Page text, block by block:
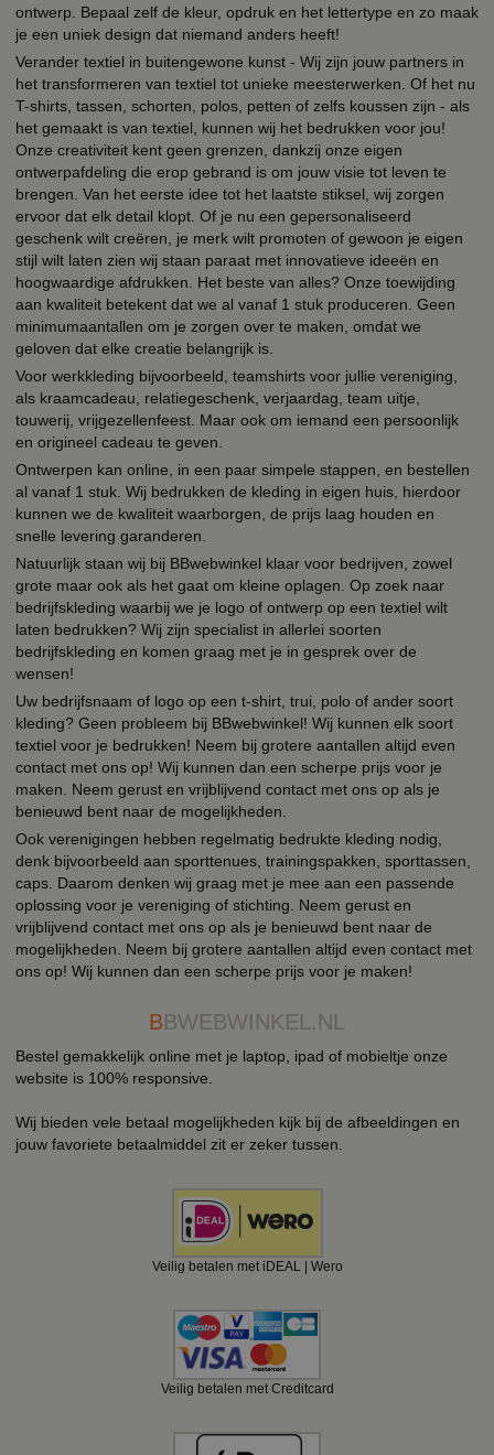
ontwerp. Bepaal zelf de kleur, opdruk en het lettertype en zo maak
je een uniek design dat niemand anders heeft!
Verander textiel in buitengewone kunst - Wij zijn jouw partners in
het transformeren van textiel tot unieke meesterwerken. Of het nu
T-shirts, tassen, schorten, polos, petten of zelfs koussen zijn - als
het gemaakt is van textiel, kunnen wij het bedrukken voor jou!
Onze creativiteit kent geen grenzen, dankzij onze eigen
ontwerpafdeling die erop gebrand is om jouw visie tot leven te
brengen. Van het eerste idee tot het laatste stiksel, wij zorgen
ervoor dat elk detail klopt. Of je nu een gepersonaliseerd
geschenk wilt creëren, je merk wilt promoten of gewoon je eigen
stijl wilt laten zien wij staan paraat met innovatieve ideeën en
hoogwaardige afdrukken. Het beste van alles? Onze toewijding
aan kwaliteit betekent dat we al vanaf 1 stuk produceren. Geen
minimumaantallen om je zorgen over te maken, omdat we
geloven dat elke creatie belangrijk is.
Voor werkkleding bijvoorbeeld, teamshirts voor jullie vereniging,
als kraamcadeau, relatiegeschenk, verjaardag, team uitje,
touwerij, vrijgezellenfeest. Maar ook om iemand een persoonlijk
en origineel cadeau te geven.
Ontwerpen kan online, in een paar simpele stappen, en bestellen
al vanaf 1 stuk. Wij bedrukken de kleding in eigen huis, hierdoor
kunnen we de kwaliteit waarborgen, de prijs laag houden en
snelle levering garanderen.
Natuurlijk staan wij bij BBwebwinkel klaar voor bedrijven, zowel
grote maar ook als het gaat om kleine oplagen. Op zoek naar
bedrijfskleding waarbij we je logo of ontwerp op een textiel wilt
laten bedrukken? Wij zijn specialist in allerlei soorten
bedrijfskleding en komen graag met je in gesprek over de
wensen!
Uw bedrijfsnaam of logo op een t-shirt, trui, polo of ander soort
kleding? Geen probleem bij BBwebwinkel! Wij kunnen elk soort
textiel voor je bedrukken! Neem bij grotere aantallen altijd even
contact met ons op! Wij kunnen dan een scherpe prijs voor je
maken. Neem gerust en vrijblijvend contact met ons op als je
benieuwd bent naar de mogelijkheden.
Ook verenigingen hebben regelmatig bedrukte kleding nodig,
denk bijvoorbeeld aan sporttenues, trainingspakken, sporttassen,
caps. Daarom denken wij graag met je mee aan een passende
oplossing voor je vereniging of stichting. Neem gerust en
vrijblijvend contact met ons op als je benieuwd bent naar de
mogelijkheden. Neem bij grotere aantallen altijd even contact met
ons op! Wij kunnen dan een scherpe prijs voor je maken!
BBWEBWINKEL.NL
Bestel gemakkelijk online met je laptop, ipad of mobieltje onze
website is 100% responsive.
Wij bieden vele betaal mogelijkheden kijk bij de afbeeldingen en
jouw favoriete betaalmiddel zit er zeker tussen.
Veilig betalen met iDEAL | Wero
Veilig betalen met Creditcard